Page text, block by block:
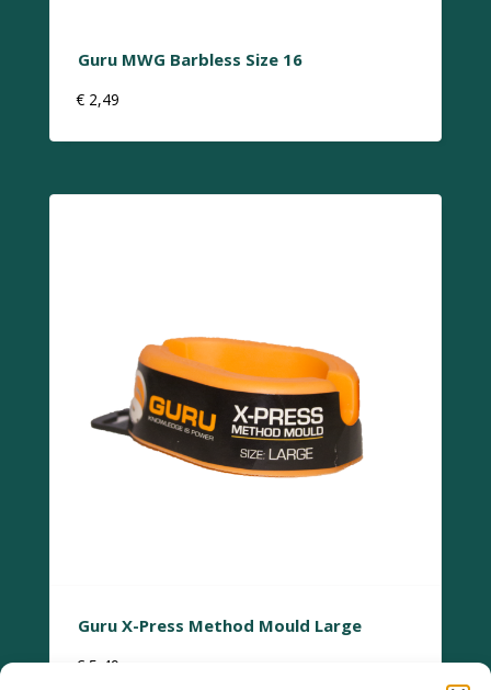
Guru MWG Barbless Size 16
€ 2,49
Guru X-Press Method Mould Large
€ 5,49